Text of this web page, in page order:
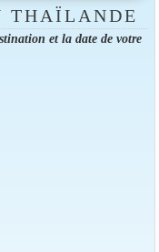
THAÏLANDE
et la date de votre